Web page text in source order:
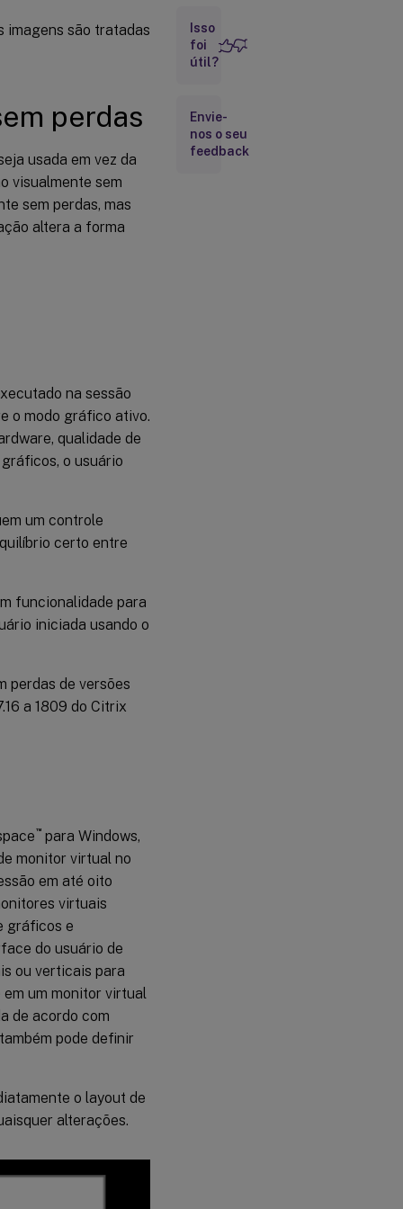
imagens são tratadas
perdas
usada em vez da
visualmente sem
sem perdas, mas
altera a forma
na sessão
o modo gráfico ativo.
qualidade de
o usuário
um controle
certo entre
funcionalidade para
iniciada usando o
perdas de versões
a 1809 do Citrix
™ para Windows,
monitor virtual no
em até oito
virtuais
gráficos e
do usuário de
ou verticais para
um monitor virtual
de acordo com
pode definir
o layout de
alterações.
Layout
Compartilhamento
Isso
foi
útil?
Envie-
nos o seu
feedback